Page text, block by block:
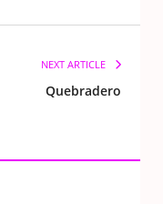
NEXT ARTICLE
Quebradero